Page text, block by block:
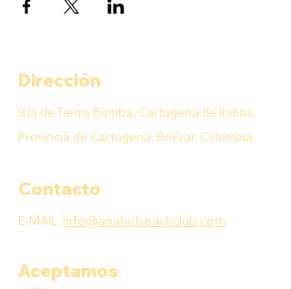
Dirección
Isla de Tierra Bomba, Cartagena de Indias,
Provincia de Cartagena, Bolívar, Colombia
Contacto
E-MAIL: info@anahobeachclub.com
Aceptamos